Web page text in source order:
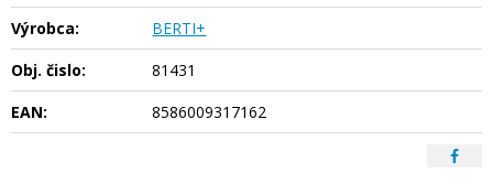
Výrobca:
BERTI+
Obj. čislo:
81431
EAN:
8586009317162